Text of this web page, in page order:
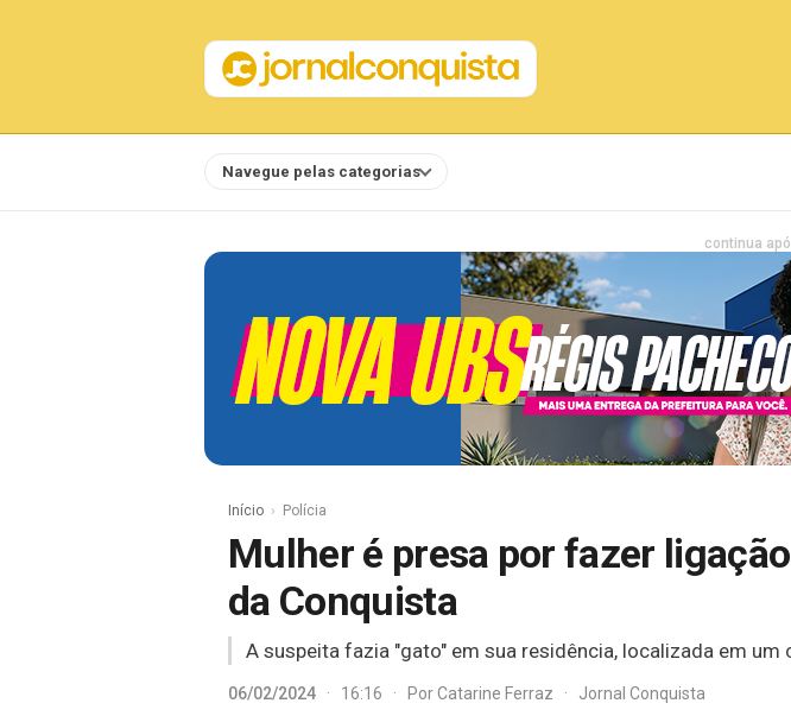
Navegue pelas categorias
continua
Início Polícia
Mulher é presa por fazer
da Conquista
A suspeita fazia "gato" em sua residência, localizada em
06/02/2024 · 16:16 · PorCatarine Ferraz · Jornal Conquista